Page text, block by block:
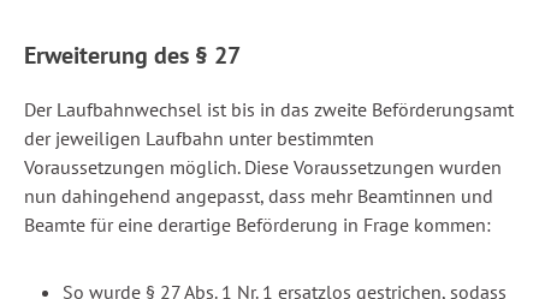
Erweiterung des § 27
Der Laufbahnwechsel ist bis in das zweite Beförderungsamt
der jeweiligen Laufbahn unter bestimmten
Voraussetzungen möglich. Diese Voraussetzungen wurden
nun dahingehend angepasst, dass mehr Beamtinnen und
Beamte für eine derartige Beförderung in Frage kommen:
So wurde § 27 Abs. 1 Nr. 1 ersatzlos gestrichen, sodass